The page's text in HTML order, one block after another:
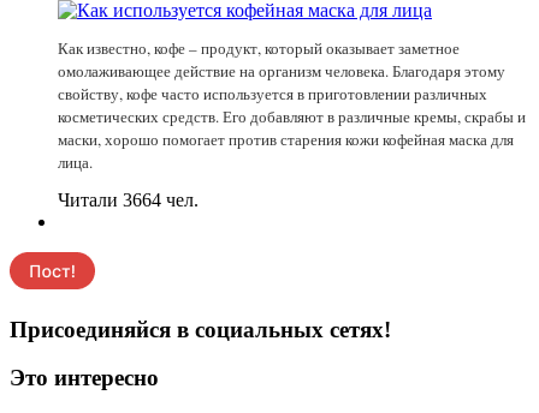
Как известно, кофе – продукт, который оказывает заметное
омолаживающее действие на организм человека. Благодаря этому
свойству, кофе часто используется в приготовлении различных
косметических средств. Его добавляют в различные кремы, скрабы и
маски, хорошо помогает против старения кожи кофейная маска для
лица.
Читали 3664 чел.
Присоединяйся в социальных сетях!
Это интересно